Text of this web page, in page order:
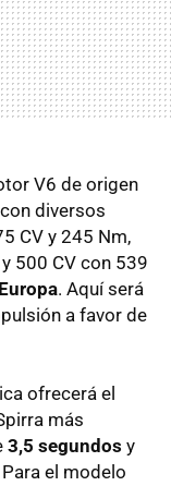
V6 de origen
diversos
CV y 245 Nm,
500 CV con 539
. Aquí será
a favor de
ofrecerá el
más
3,5 segundos y
Para el modelo